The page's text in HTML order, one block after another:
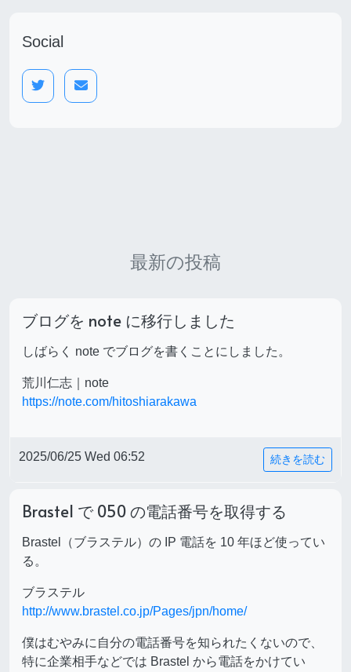
Social
最新の投稿
ブログを note に移行しました
しばらく note でブログを書くことにしました。
荒川仁志｜note
https://note.com/hitoshiarakawa
2025/06/25 Wed 06:52 続きを読む
Brastel で 050 の電話番号を取得する
Brastel（ブラステル）の IP 電話を 10 年ほど使ってい
る。
ブラステル
http://www.brastel.co.jp/Pages/jpn/home/
僕はむやみに自分の電話番号を知られたくないので、
特に企業相手などでは Brastel から電話をかけてい